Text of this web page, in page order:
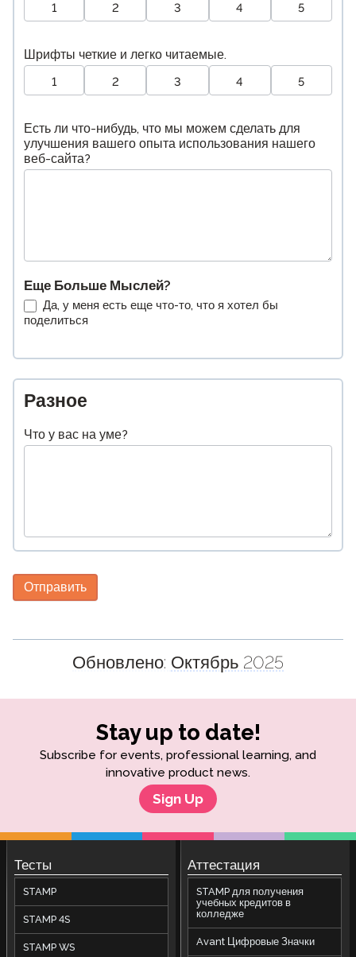
1 2 3 4 5
Шрифты четкие и легко читаемые.
1 2 3 4 5
Есть ли что-нибудь, что мы можем сделать для
улучшения вашего опыта использования нашего
веб-сайта?
Еще Больше Мыслей?
Да, у меня есть еще что-то, что я хотел бы
поделиться
Разное
Что у вас на уме?
Отправить
Обновлено: Октябрь 2025
Stay up to date!
Subscribe for events, professional learning, and
innovative product news.
Sign Up
Тесты
STAMP
STAMP 4S
STAMP WS
Аттестация
STAMP для получения
учебных кредитов в
колледже
Avant Цифровые Значки